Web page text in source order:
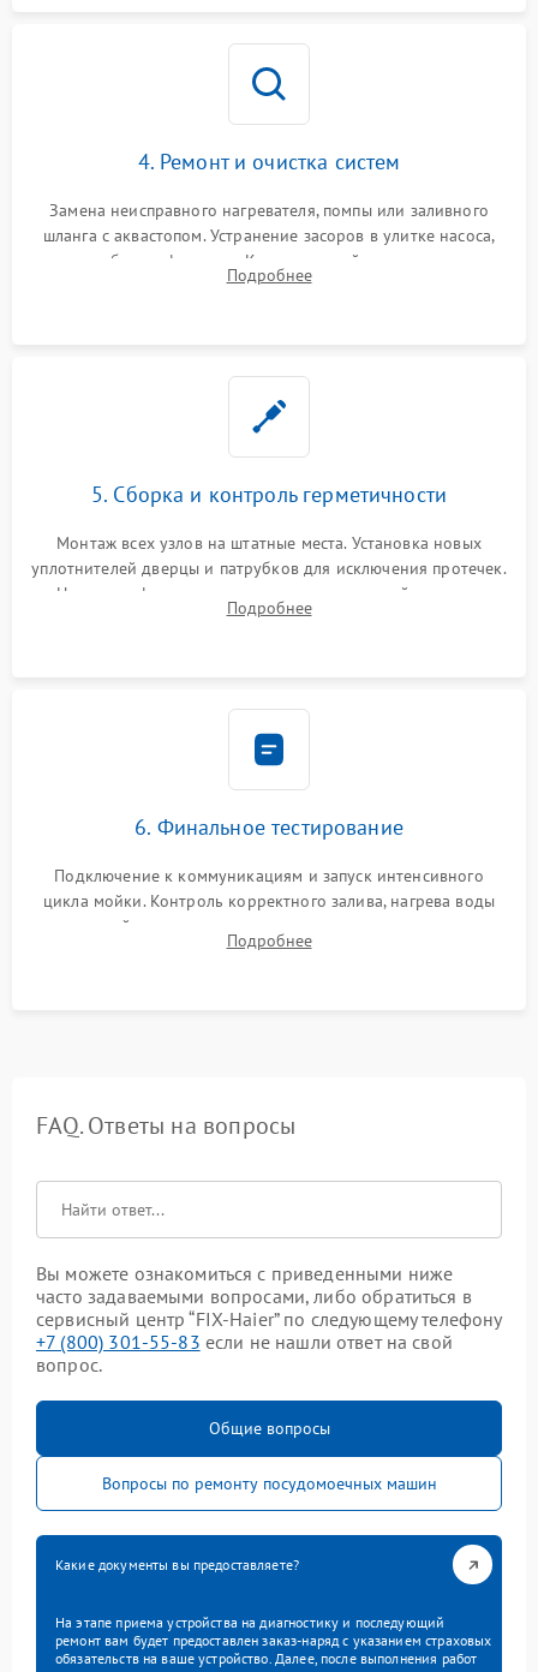
4. Ремонт и очистка систем
Замена неисправного нагревателя, помпы или заливного
шланга с аквастопом. Устранение засоров в улитке насоса,
патрубках и фильтрах. Компонентный ремонт платы
управления, восстановление поврежденной проводки.
Подробнее
5. Сборка и контроль герметичности
Монтаж всех узлов на штатные места. Установка новых
уплотнителей дверцы и патрубков для исключения протечек.
Надежная фиксация хомутов гидравлической системы,
сборка корпуса и установка датчика поплавка.
Подробнее
6. Финальное тестирование
Подключение к коммуникациям и запуск интенсивного
цикла мойки. Контроль корректного залива, нагрева воды
до нужной температуры, отсутствия посторонних шумов,
штатного слива и абсолютной сухости в поддоне.
Подробнее
FAQ. Ответы на вопросы
Вы можете ознакомиться с приведенными ниже
часто задаваемыми вопросами, либо обратиться в
сервисный центр “FIX-Haier” по следующему телефону
+7 (800) 301-55-83 если не нашли ответ на свой
вопрос.
Общие вопросы
Вопросы по ремонту посудомоечных машин
Какие документы вы предоставляете?
На этапе приема устройства на диагностику и последующий
ремонт вам будет предоставлен заказ-наряд с указанием страховых
обязательств на ваше устройство. Далее, после выполнения работ